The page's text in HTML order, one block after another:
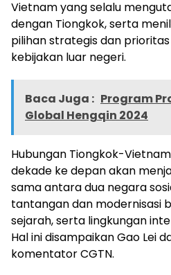
Vietnam yang selalu
dengan Tiongkok, serta
pilihan strategis dan
kebijakan luar negeri.
Baca Juga : Program
Global Hengqin 2024
Hubungan Tiongkok-
dekade ke depan akan
sama antara dua negara
tantangan dan modernisasi
sejarah, serta lingkungan
Hal ini disampaikan Gao Lei
komentator CGTN.